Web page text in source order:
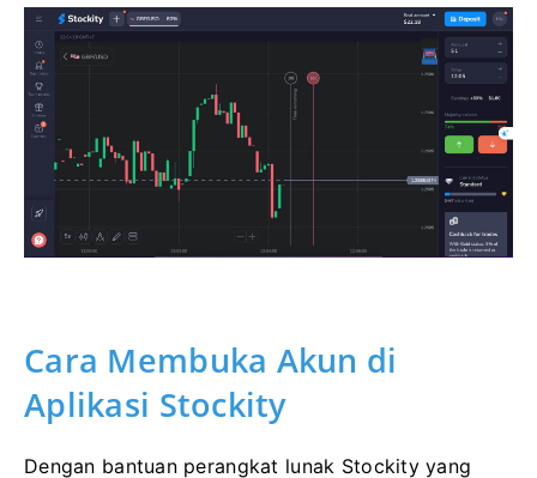
Cara Membuka Akun di
Aplikasi Stockity
Dengan bantuan perangkat lunak Stockity yang